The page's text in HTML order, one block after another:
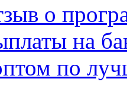
о
на
по